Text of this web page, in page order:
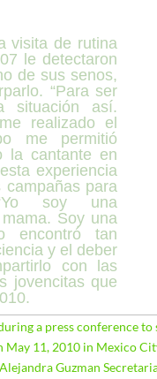
visita de rutina
le detectaron
de sus senos,
“Para ser
situación así.
realizado el
me permitió
la cantante en
experiencia
campañas para
soy una
Soy una
encontró tan
y el deber
con las
jovencitas que